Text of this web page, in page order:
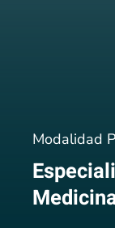
Modalidad